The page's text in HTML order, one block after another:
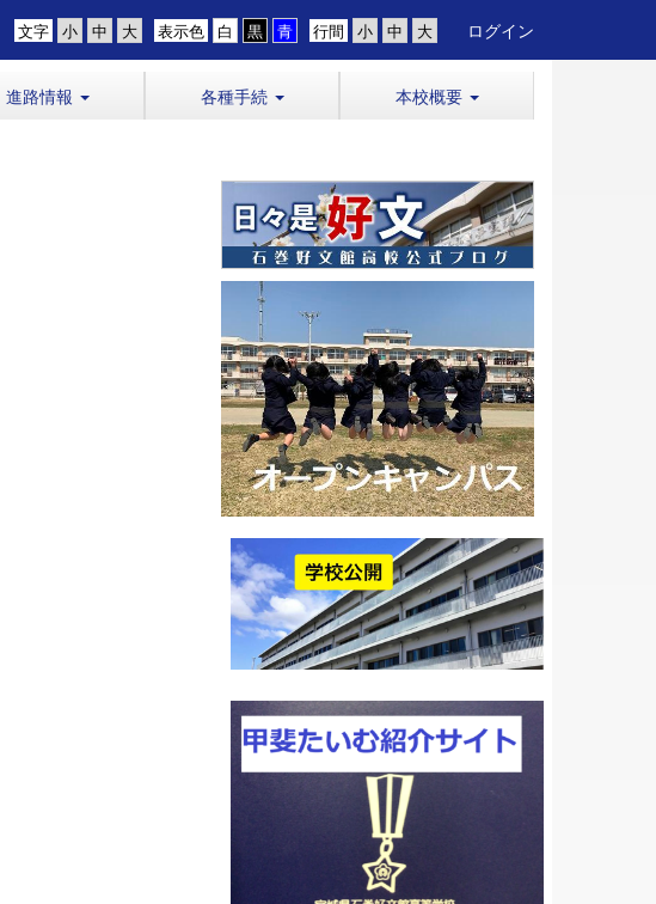
行間
表示色
文字 ログイン
進路情報 各種手続 本校概要